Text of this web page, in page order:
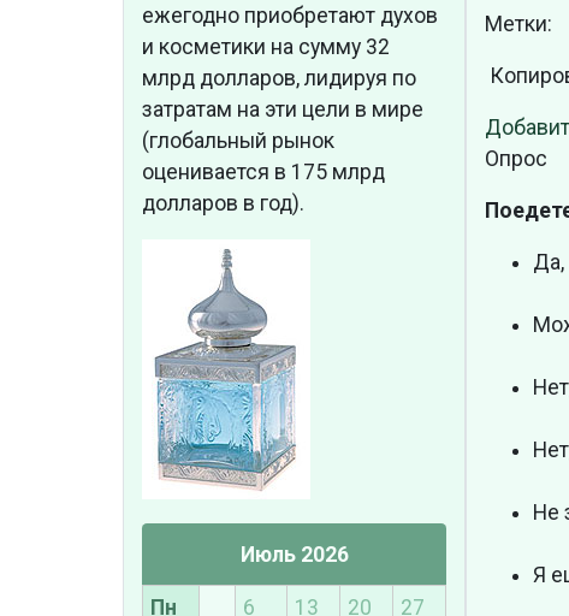
Метки:
Опрос
Да,
Не
Я
ежегодно приобретают духов
и косметики на сумму 32
млрд долларов, лидируя по
затратам на эти цели в мире
(глобальный рынок
оценивается в 175 млрд
долларов в год).
Июль 2026
Пн 6 13 20 27